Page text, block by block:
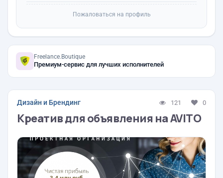
Пожаловаться на профиль
Freelance.Boutique
Премиум-сервис для лучших исполнителей
Дизайн и Брендинг 121 0
Креатив для объявления на AVITO